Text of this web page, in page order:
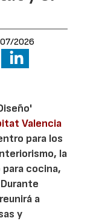
2026
Valencia
para los
la
cocina,
a
y